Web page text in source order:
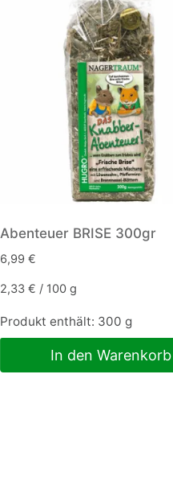
Abenteuer BRISE 300gr
6,99 €
2,33 € / 100 g
Produkt enthält: 300 g
In den Warenkorb